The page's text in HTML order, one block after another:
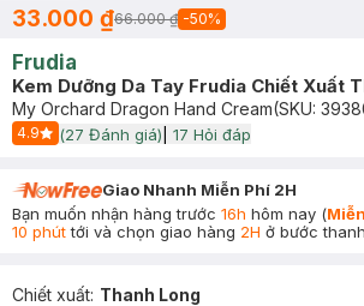
33.000 ₫66.000 ₫ -50%
Frudia
Kem Dưỡng Da Tay Frudia Chiết Xuất
My Orchard Dragon Hand Cream(SKU:
4.9
Start Icon
(27 Đánh giá) 17 Hỏi đáp
Giao Nhanh Miễn Phí 2H
Bạn muốn nhận hàng trước 16h hôm nay (
10 phúttới và chọn giao hàng 2H ở bước
Chiết xuất: Thanh Long